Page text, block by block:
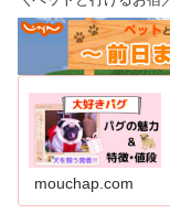
mouchap.com